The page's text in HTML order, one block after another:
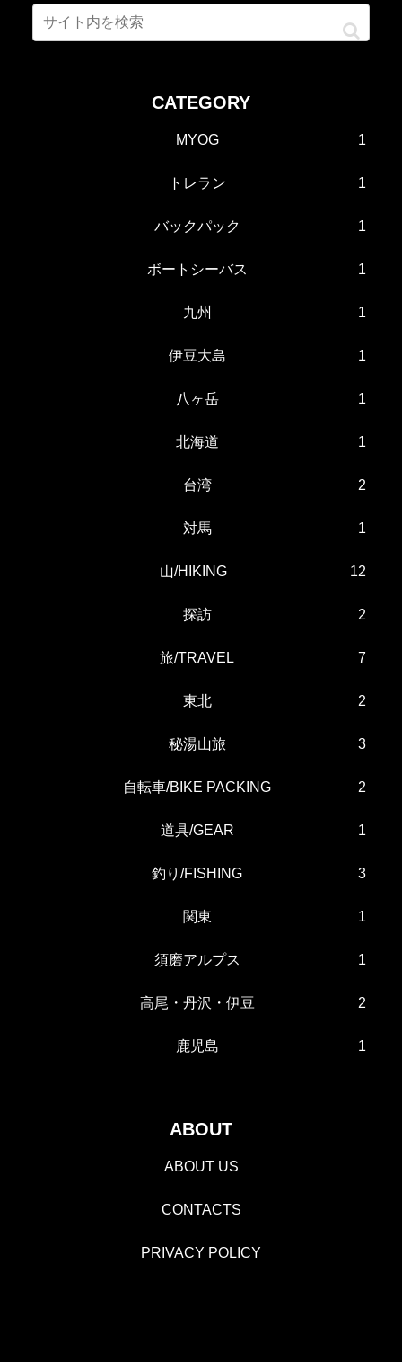
CATEGORY
MYOG 1
トレラン 1
バックパック 1
ボートシーバス 1
九州 1
伊豆大島 1
八ヶ岳 1
北海道 1
台湾 2
対馬 1
山/HIKING 12
探訪 2
旅/TRAVEL 7
東北 2
秘湯山旅 3
自転車/BIKE PACKING 2
道具/GEAR 1
釣り/FISHING 3
関東 1
須磨アルプス 1
高尾・丹沢・伊豆 2
鹿児島 1
ABOUT
ABOUT US
CONTACTS
PRIVACY POLICY